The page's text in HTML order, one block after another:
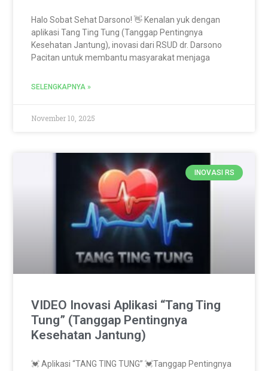
Halo Sobat Sehat Darsono! 👋 Kenalan yuk dengan
aplikasi Tang Ting Tung (Tanggap Pentingnya
Kesehatan Jantung), inovasi dari RSUD dr. Darsono
Pacitan untuk membantu masyarakat menjaga
SELENGKAPNYA »
November 10, 2025
INOVASI RS
VIDEO Inovasi Aplikasi “Tang Ting
Tung” (Tanggap Pentingnya
Kesehatan Jantung)
💓 Aplikasi “TANG TING TUNG” 💓Tanggap Pentingnya